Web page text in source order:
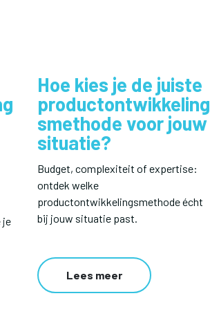
je
Hoe kies je de juiste
productontwikkeling
smethode voor jouw
situatie?
Budget, complexiteit of expertise:
ontdek welke
productontwikkelingsmethode écht
bij jouw situatie past.
Lees meer